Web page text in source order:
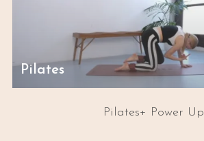
Pilates
Pilates+ Power Up